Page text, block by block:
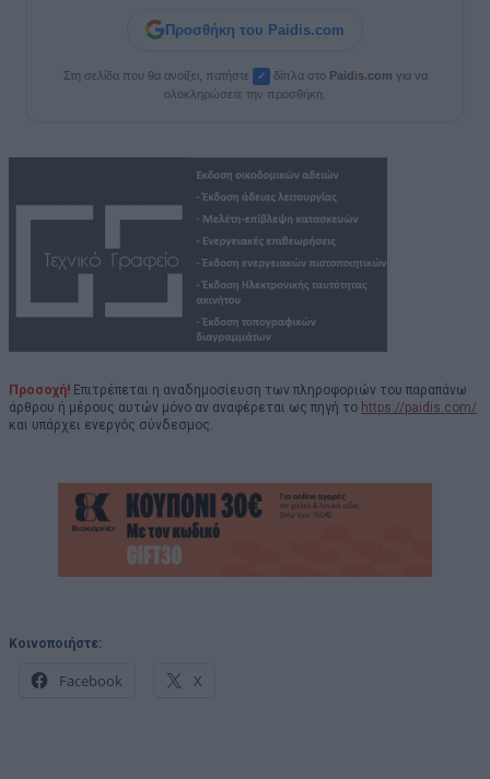
Προσθήκη του Paidis.com
Στη σελίδα που θα ανοίξει, πατήστε ✓ δίπλα στο Paidis.com για να
ολοκληρώσετε την προσθήκη.
Προσοχή! Επιτρέπεται η αναδημοσίευση των πληροφοριών του παραπάνω
άρθρου ή μέρους αυτών μόνο αν αναφέρεται ως πηγή το https://paidis.com/
και υπάρχει ενεργός σύνδεσμος.
Κοινοποιήστε:
Facebook X